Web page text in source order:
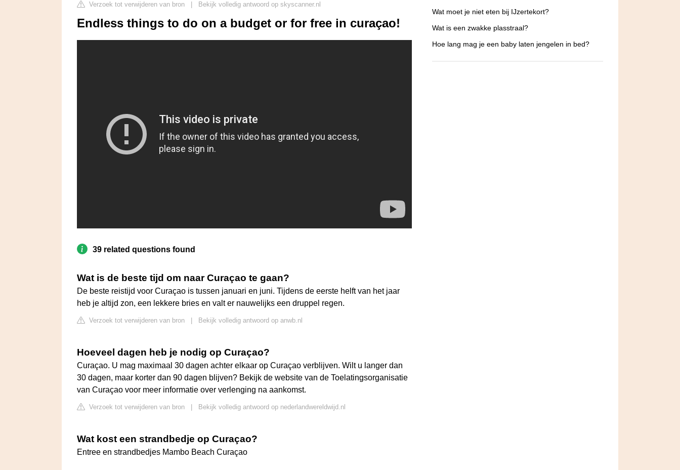
Verzoek tot verwijderen van bron Bekijk volledig antwoord op skyscanner.nl
Endless things to do on a budget or for free in curaçao!
39 related questions found
Wat is de beste tijd om naar Curaçao te gaan?
De beste reistijd voor Curaçao is tussen januari en juni. Tijdens de eerste helft van het jaar
heb je altijd zon, een lekkere bries en valt er nauwelijks een druppel regen.
Verzoek tot verwijderen van bron Bekijk volledig antwoord op anwb.nl
Hoeveel dagen heb je nodig op Curaçao?
Curaçao. U mag maximaal 30 dagen achter elkaar op Curaçao verblijven. Wilt u langer dan
30 dagen, maar korter dan 90 dagen blijven? Bekijk de website van de Toelatingsorganisatie
van Curaçao voor meer informatie over verlenging na aankomst.
Verzoek tot verwijderen van bron Bekijk volledig antwoord op nederlandwereldwijd.nl
Wat kost een strandbedje op Curaçao?
Entree en strandbedjes Mambo Beach Curaçao
Wat moet je niet eten bij IJzertekort?
Wat is een zwakke plasstraal?
Hoe lang mag je een baby laten jengelen in bed?